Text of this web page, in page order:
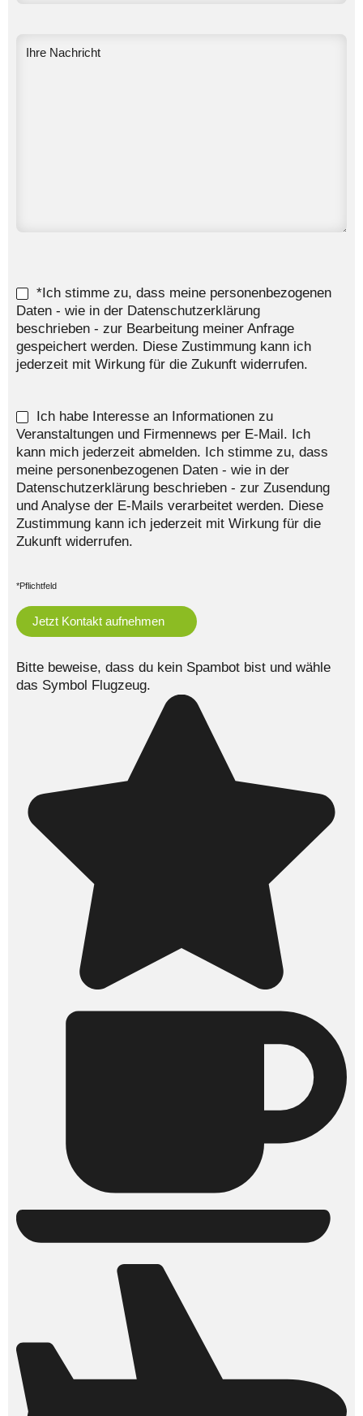
*Ich stimme zu, dass meine personenbezogenen
Daten - wie in der Datenschutzerklärung
beschrieben - zur Bearbeitung meiner Anfrage
gespeichert werden. Diese Zustimmung kann ich
jederzeit mit Wirkung für die Zukunft widerrufen.
Ich habe Interesse an Informationen zu
Veranstaltungen und Firmennews per E-Mail. Ich
kann mich jederzeit abmelden. Ich stimme zu, dass
meine personenbezogenen Daten - wie in der
Datenschutzerklärung beschrieben - zur Zusendung
und Analyse der E-Mails verarbeitet werden. Diese
Zustimmung kann ich jederzeit mit Wirkung für die
Zukunft widerrufen.
*Pflichtfeld
Bitte beweise, dass du kein Spambot bist und wähle
das Symbol Flugzeug.